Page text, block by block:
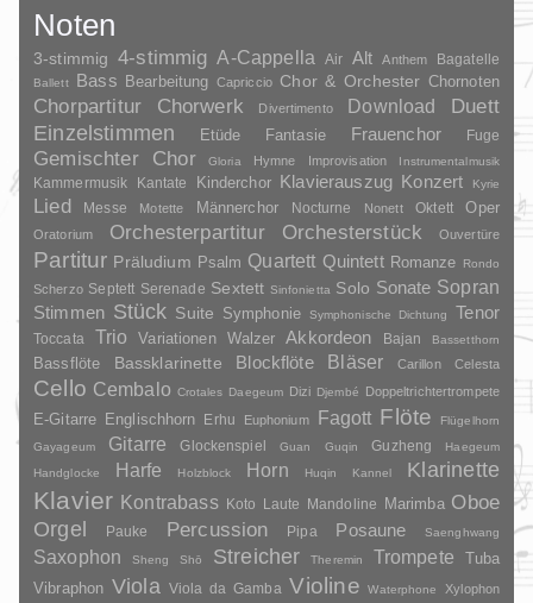
Noten
3-stimmig 4-stimmig A-Cappella Air Alt Anthem Bagatelle
Ballett Bass Bearbeitung Capriccio Chor & Orchester Chornoten
Chorpartitur Chorwerk Divertimento Download
Duett
Einzelstimmen
Etüde Fantasie Frauenchor Fuge
Gemischter Chor Gloria Hymne Improvisation Instrumentalmusik
Kammermusik Kantate Kinderchor Klavierauszug Konzert Kyrie
Lied Messe Motette Männerchor Nocturne Nonett Oktett Oper
Oratorium Orchesterpartitur Orchesterstück Ouvertüre
Partitur Präludium Psalm Quartett Quintett Romanze Rondo
Scherzo Septett Serenade Sextett Sinfonietta Solo Sonate Sopran
Stimmen Stück Suite Symphonie Symphonische Dichtung Tenor
Toccata Trio Variationen Walzer Akkordeon Bajan Bassetthorn
Bassflöte Bassklarinette Blockflöte Bläser Carillon Celesta
Cello Cembalo Crotales Daegeum Dizi Djembé Doppeltrichtertrompete
E-Gitarre Englischhorn Erhu Euphonium Fagott Flöte
Flügelhorn
Gayageum
Gitarre Glockenspiel Guan Guqin Guzheng
Haegeum
Handglocke
Harfe Holzblock Horn Huqin Kannel Klarinette
Klavier Kontrabass Koto Laute Mandoline Marimba Oboe
Orgel Pauke Percussion Pipa Posaune Saenghwang
Saxophon Sheng Shō Streicher Theremin Trompete
Tuba
Vibraphon Viola Viola da Gamba Violine Waterphone
Xylophon